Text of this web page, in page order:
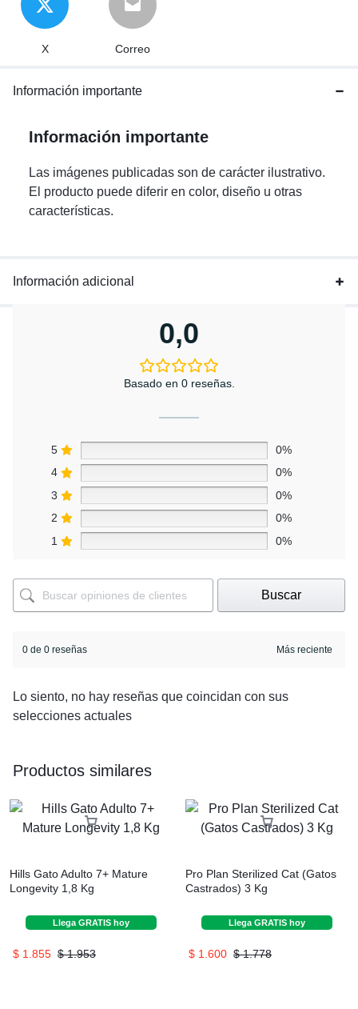
X Correo
Información importante
Información importante
Las imágenes publicadas son de carácter ilustrativo.
El producto puede diferir en color, diseño u otras
características.
Información adicional
0,0
Basado en 0 reseñas.
5
0%
4
0%
3
0%
2
0%
1
0%
Buscar
0 de 0 reseñas
Lo siento, no hay reseñas que coincidan con sus
selecciones actuales
Productos similares
Hills Gato Adulto 7+ Mature
Longevity 1,8 Kg
Llega GRATIS hoy
$1.953
$ 1.855
Pro Plan Sterilized Cat (Gatos
Castrados) 3 Kg
Llega GRATIS hoy
$1.778
$ 1.600